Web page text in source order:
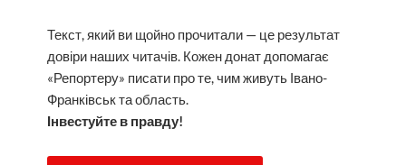
Текст, який ви щойно прочитали — це результат
довіри наших читачів. Кожен донат допомагає
«Репортеру» писати про те, чим живуть Івано-
Франківськ та область.
Інвестуйте в правду!